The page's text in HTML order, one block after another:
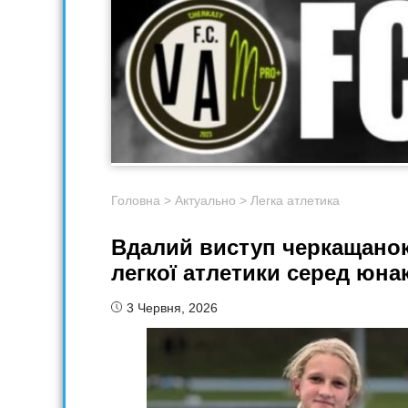
Головна > Актуально > Легка атлетика
Вдалий виступ
легкої атлетики серед
3 Червня, 2026